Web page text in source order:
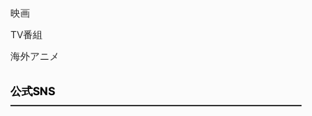
映画
TV番組
海外アニメ
公式SNS